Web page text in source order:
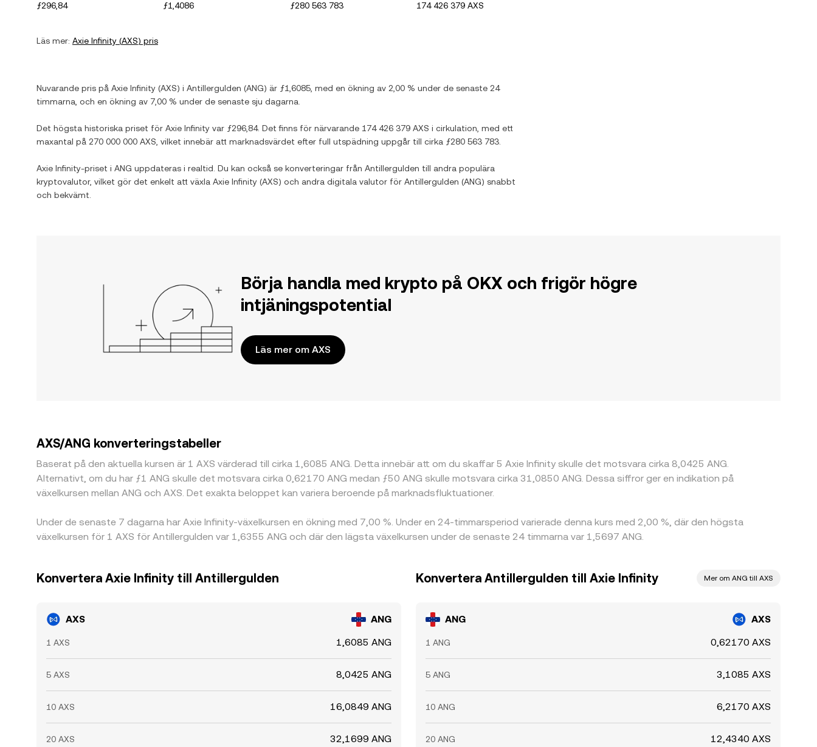
ƒ296,84
ƒ1,4086
ƒ280 563 783
174 426 379 AXS
Läs mer: Axie Infinity (AXS) pris
Nuvarande pris på Axie Infinity (AXS) i Antillergulden (ANG) är ƒ1,6085 , med en ökning av 2,00 % under de senaste 24
timmarna, och en ökning av 7,00 % under de senaste sju dagarna.
Det högsta historiska priset för Axie Infinity var ƒ296,84. Det finns för närvarande 174 426 379 AXS i cirkulation, med ett
maxantal på 270 000 000 AXS , vilket innebär att marknadsvärdet efter full utspädning uppgår till cirka ƒ280 563 783
Axie Infinity-priset i ANG uppdateras i realtid. Du kan också se konverteringar från Antillergulden till andra populära
kryptovalutor, vilket gör det enkelt att växla Axie Infinity (AXS) och andra digitala valutor för Antillergulden (ANG) snabbt
och bekvämt.
Börja handla med krypto på OKX och frigör högre
intjäningspotential
Läs mer om AXS
AXS/ANG konverteringstabeller
Baserat på den aktuella kursen är 1 AXS värderad till cirka 1,6085 ANG. Detta innebär att om du skaffar 5 Axie Infinity skulle det motsvara cirka 8,0425 ANG.
Alternativt, om du har ƒ1 ANG skulle det motsvara cirka 0,62170 ANG medan ƒ50 ANG skulle motsvara cirka 31,0850 ANG. Dessa siffror ger en indikation på
växelkursen mellan ANG och AXS. Det exakta beloppet kan variera beroende på marknadsfluktuationer.
Under de senaste 7 dagarna har Axie Infinity-växelkursen en ökning med 7,00 %. Under en 24-timmarsperiod varierade denna kurs med 2,00 %, där den högsta
växelkursen för 1 AXS för Antillergulden var 1,6355 ANG och där den lägsta växelkursen under de senaste 24 timmarna var 1,5697 ANG.
Konvertera Axie Infinity till Antillergulden
AXS ANG
1 AXS 1,6085 ANG
5 AXS 8,0425 ANG
10 AXS 16,0849 ANG
20 AXS 32,1699 ANG
Konvertera Antillergulden till Axie Infinity Mer om ANG till AXS
ANG AXS
1 ANG 0,62170 AXS
5 ANG 3,1085 AXS
10 ANG 6,2170 AXS
20 ANG 12,4340 AXS